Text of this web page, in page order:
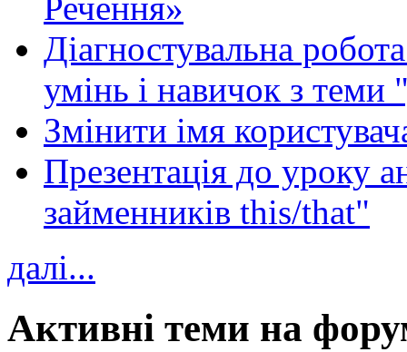
Речення»
Діагностувальна
умінь і навичок з теми
Змінити імя
Презентація до уроку
займенників this/that"
далі...
Активні теми на